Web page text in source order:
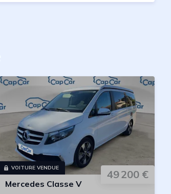
VOITURE VENDUE
49 200 €
Mercedes Classe V